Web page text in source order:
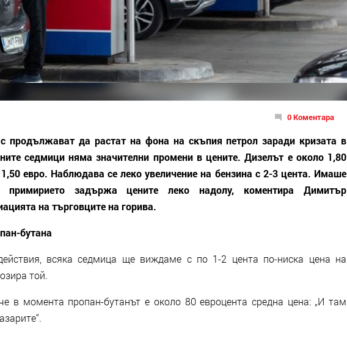
0 Коментара
продължават да растат на фона на скъпия петрол заради кризата в
седмици няма значителни промени в цените. Дизелът е около 1,80
евро. Наблюдава се леко увеличение на бензина с 2-3 цента. Имаше
примирието задържа цените леко надолу, коментира Димитър
на търговците на горива.
бутана
всяка седмица ще виждаме с по 1-2 цента по-ниска цена на
той.
в момента пропан-бутанът е около 80 евроцента средна цена: „И там